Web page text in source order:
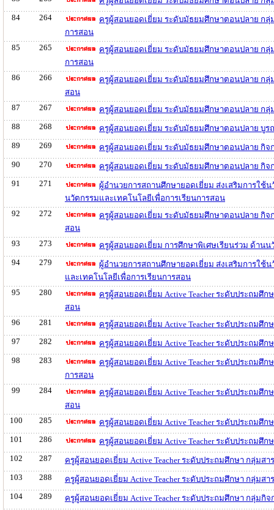
84
264
ครูผู้สอนยอดเยี่ยม ระดับมัธยมศึกษาตอนปลาย กลุ่
การสอน
85
265
ครูผู้สอนยอดเยี่ยม ระดับมัธยมศึกษาตอนปลาย กลุ่
การสอน
86
266
ครูผู้สอนยอดเยี่ยม ระดับมัธยมศึกษาตอนปลาย กลุ่
สอน
87
267
ครูผู้สอนยอดเยี่ยม ระดับมัธยมศึกษาตอนปลาย กลุ่
88
268
ครูผู้สอนยอดเยี่ยม ระดับมัธยมศึกษาตอนปลาย บูร
89
269
ครูผู้สอนยอดเยี่ยม ระดับมัธยมศึกษาตอนปลาย กิจ
90
270
ครูผู้สอนยอดเยี่ยม ระดับมัธยมศึกษาตอนปลาย กิจ
91
271
ผู้อำนวยการสถานศึกษายอดเยี่ยม ส่งเสริมการใช้
นวัตกรรมและเทคโนโลยีเพื่อการเรียนการสอน
92
272
ครูผู้สอนยอดเยี่ยม ระดับมัธยมศึกษาตอนปลาย กิจ
สอน
93
273
ครูผู้สอนยอดเยี่ยม การศึกษาพิเศษเรียนร่วม ด้าน
94
279
ผู้อำนวยการสถานศึกษายอดเยี่ยม ส่งเสริมการใช้
และเทคโนโลยีเพื่อการเรียนการสอน
95
280
ครูผู้สอนยอดเยี่ยม Active Teacher ระดับประถมศึ
สอน
96
281
ครูผู้สอนยอดเยี่ยม Active Teacher ระดับประถมศึ
97
282
ครูผู้สอนยอดเยี่ยม Active Teacher ระดับประถมศึ
98
283
ครูผู้สอนยอดเยี่ยม Active Teacher ระดับประถมศึ
การสอน
99
284
ครูผู้สอนยอดเยี่ยม Active Teacher ระดับประถมศึ
สอน
100
285
ครูผู้สอนยอดเยี่ยม Active Teacher ระดับประถมศึ
101
286
ครูผู้สอนยอดเยี่ยม Active Teacher ระดับประถมศึ
102
287
ครูผู้สอนยอดเยี่ยม Active Teacher ระดับประถมศึกษา กลุ่ม
103
288
ครูผู้สอนยอดเยี่ยม Active Teacher ระดับประถมศึกษา กลุ่มส
104
289
ครูผู้สอนยอดเยี่ยม Active Teacher ระดับประถมศึกษา กลุ่ม